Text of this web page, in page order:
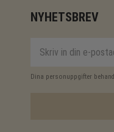
NYHETSBREV
Dina personuppgifter